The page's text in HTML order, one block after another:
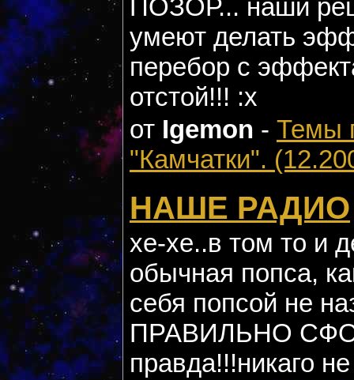
ПОЗОР... наши
умеют делать
перебор с
отстой!!! :x
от Igemon - Темы
"Камчатки".
НАШЕ РАДИО
хе-хе..в том то и
обычная попса,
себя попсой не
ПРАВИЛЬНО
правда!!!никаго